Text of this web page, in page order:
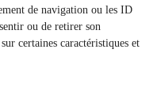
de navigation ou les ID
ou de retirer son
certaines caractéristiques et